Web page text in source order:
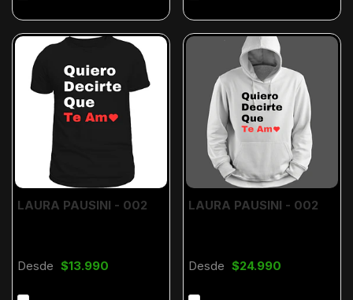
LAURA PAUSINI - 002
Desde $13.990
LAURA PAUSINI - 002
Desde $24.990